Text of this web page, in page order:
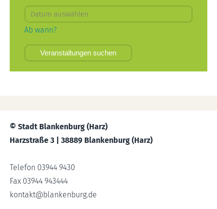
Ab wann?
Veranstaltungen suchen
© Stadt Blankenburg (Harz)
Harzstraße 3 | 38889 Blankenburg (Harz)
Telefon 03944 9430
Fax 03944 943444
kontakt@blankenburg.de